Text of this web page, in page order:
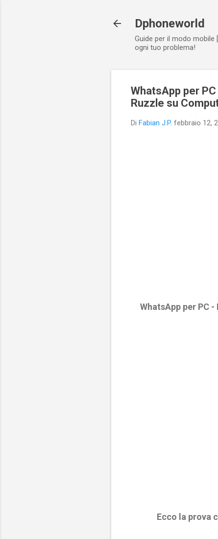
Dphoneworld
Guide per il modo mobile
ogni tuo problema!
WhatsApp per
Ruzzle su
Di Fabian J.P. febbraio 12,
WhatsApp per PC
Ecco la prova